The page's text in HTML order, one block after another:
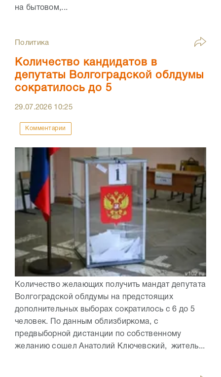
на бытовом,...
Политика
Количество кандидатов в
депутаты Волгоградской облдумы
сократилось до 5
29.07.2026 10:25
Комментарии
Количество желающих получить мандат депутата
Волгоградской облдумы на предстоящих
дополнительных выборах сократилось с 6 до 5
человек. По данным облизбиркома, с
предвыборной дистанции по собственному
желанию сошел Анатолий Ключевский, житель...